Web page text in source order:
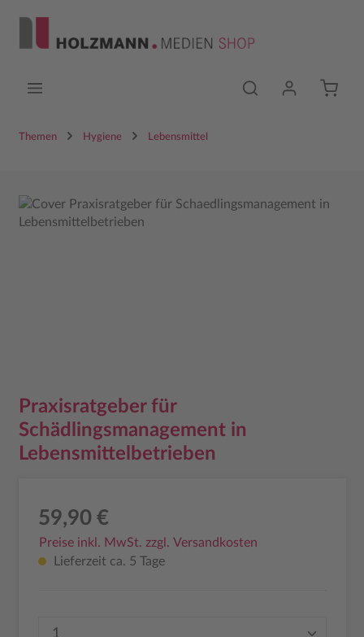
Themen Hygiene Lebensmittel
Bildergalerie überspringen
Praxisratgeber für
Schädlingsmanagement in
Lebensmittelbetrieben
59,90 €
Preise inkl. MwSt. zzgl. Versandkosten
Lieferzeit ca. 5 Tage
Produkt Anzahl: Gib den gewünschten